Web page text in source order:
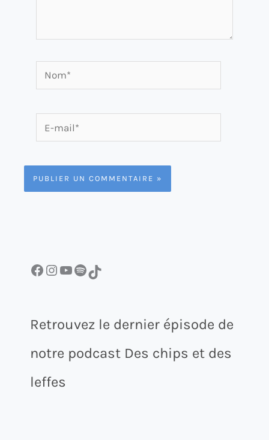
Nom*
mail*
Facebook InstagramYouTube Spotify TikTok
Retrouvez le dernier épisode de
notre podcast Des chips et des
leffes